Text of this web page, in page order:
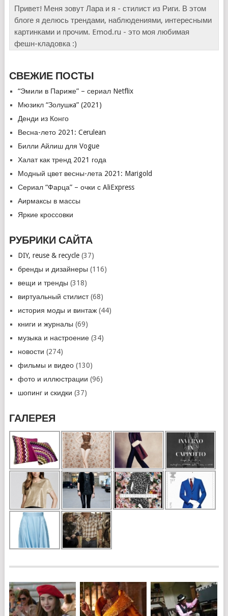
Привет! Меня зовут Лара и я - стилист из Риги. В этом
блоге я делюсь трендами, наблюдениями, интересными
картинками и прочим. Emod.ru - это моя любимая
фешн-кладовка :)
СВЕЖИЕ ПОСТЫ
“Эмили в Париже” – сериал Netflix
Мюзикл “Золушкa” (2021)
Денди из Конго
Весна-лето 2021: Cerulean
Билли Айлиш для Vogue
Халат как тренд 2021 года
Модный цвет весны-лета 2021: Marigold
Сериал “Фарца” – очки с AliExpress
Аирмаксы в массы
Яркие кроссовки
РУБРИКИ САЙТА
DIY, reuse & recycle(37)
бренды и дизайнеры (116)
вещи и тренды (318)
виртуальный стилист(68)
история моды и винтаж(44)
книги и журналы (69)
музыка и настроение(34)
новости (274)
фильмы и видео(130)
фото и иллюстрации (96)
шопинг и скидки (37)
ГАЛЕРЕЯ